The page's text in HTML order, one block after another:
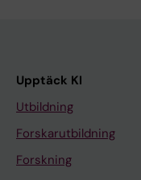
Upptäck KI
Utbildning
Forskarutbildning
Forskning